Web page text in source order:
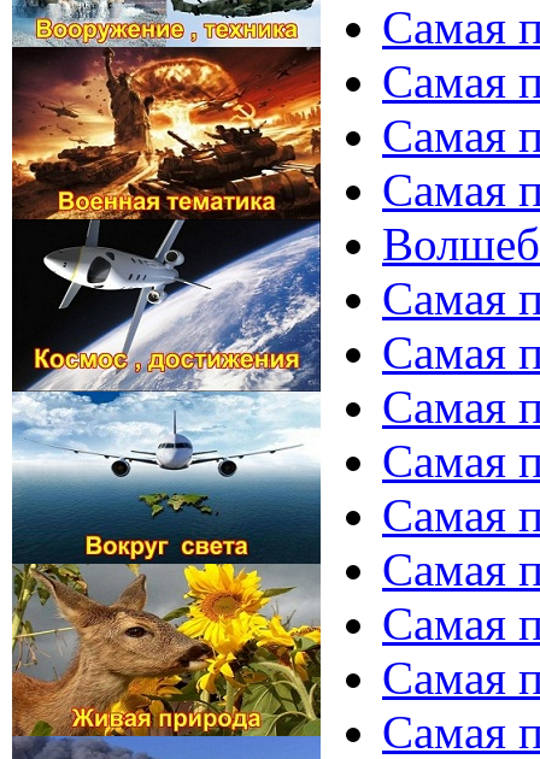
Самая
Самая
Самая
Самая
Самая
Самая
Самая
Самая
Самая
Самая
Самая
Самая
Самая